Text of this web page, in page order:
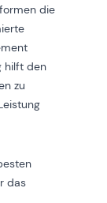
die
hilft den
zu
das